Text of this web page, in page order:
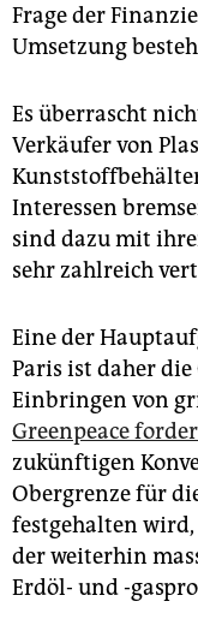
Frage der
Umsetzung
Es überrascht
Verkäufer von
Interessen
sind dazu mit
sehr zahlreich
Eine der
Paris ist daher
Einbringen von
Greenpeace
zukünftigen
Obergrenze für
festgehalten
der weiterhin
Erdöl- und -